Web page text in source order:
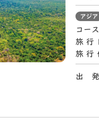
アジア
コー
旅行
旅行
出